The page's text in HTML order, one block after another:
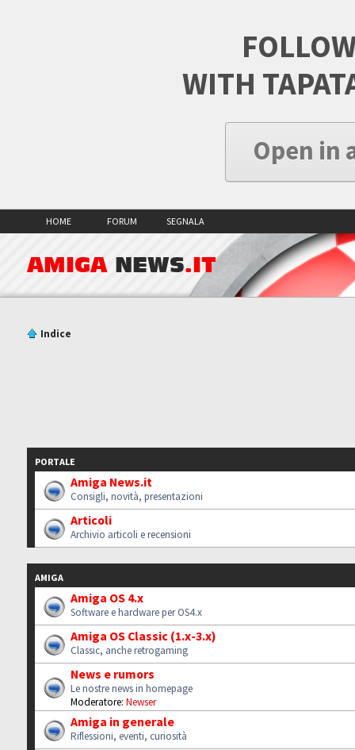
WITH
Open in
HOME FORUM SEGNALA
AMIGA NEWS.IT
Indice
PORTALE
Amiga News.it
Consigli, novità, presentazioni
Articoli
Archivio articoli e recensioni
AMIGA
Amiga OS 4.x
Software e hardware per OS4.x
Amiga OS Classic (1.x-3.x)
Classic, anche retrogaming
News e rumors
Le nostre news in homepage
Moderatore: Newser
Amiga in generale
Riflessioni, eventi, curiosità